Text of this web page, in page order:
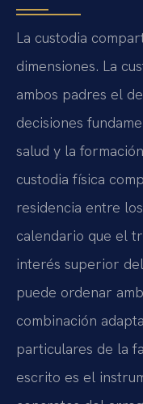
La custodia
dimensiones. La
ambos padres el
decisiones
salud y la
custodia física
residencia entre
calendario que el
interés superior
puede ordenar
combinación
particulares de la
escrito es el